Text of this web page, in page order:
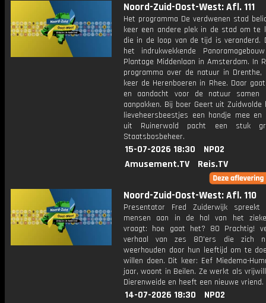
Noord-Zuid-Oost-West: Afl. 111
Het programma De verdwenen stad
keer een andere plek in de stad om te
die in de loop van de tijd is veranderd.
het indrukwekkende
Plantage Middenlaan in Amsterdam. In
programma over de natuur in Drenthe,
keer de Herenboeren in Rhee. Daar
en aandacht voor de natuur samen
aanpakken. Bij boer Geert uit Zuidwolde
lieveheersbeestjes een handje mee en
uit Ruinerwold pacht een stuk
Staatsbosbeheer.
15-07-2026 18:30
NPO2
Amusement.TV
Reis.TV
Noord-Zuid-Oost-West: Afl. 110
Presentator Fred Zuiderwijk spreekt
mensen aan in de hal van het
vraagt: hoe gaat het? 80 Prachtig!
verhaal van zes 80'ers die zich
weerhouden door hun leeftijd om te
willen doen. Dit keer: Eef Miedema-
jaar, woont in Beilen. Ze werkt als
Dierenweide en heeft een nieuwe vriend.
14-07-2026 18:30
NPO2